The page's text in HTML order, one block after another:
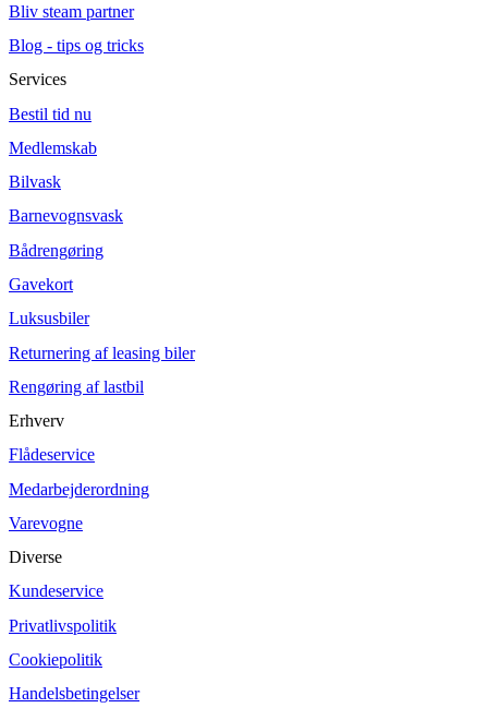
Bliv steam partner
Blog - tips og tricks
Services
Bestil tid nu
Medlemskab
Bilvask
Barnevognsvask
Bådrengøring
Gavekort
Luksusbiler
Returnering af leasing biler
Rengøring af lastbil
Erhverv
Flådeservice
Medarbejderordning
Varevogne
Diverse
Kundeservice
Privatlivspolitik
Cookiepolitik
Handelsbetingelser